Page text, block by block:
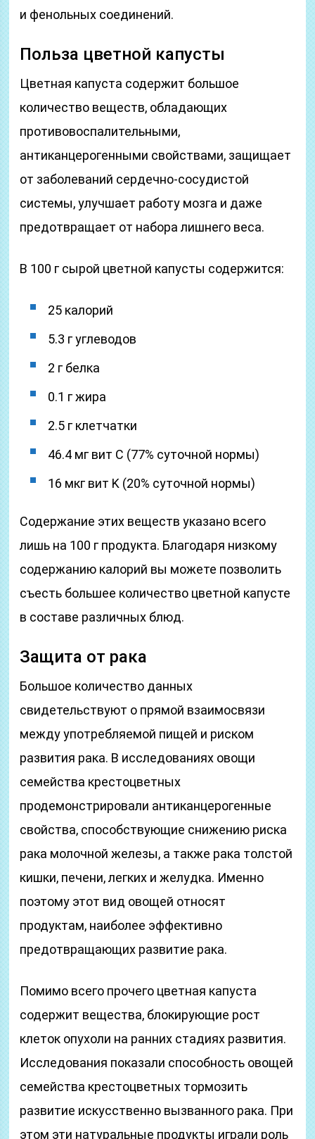
и фенольных соединений.
Польза цветной капусты
Цветная капуста содержит большое
количество веществ, обладающих
противовоспалительными,
антиканцерогенными свойствами, защищает
от заболеваний сердечно-сосудистой
системы, улучшает работу мозга и даже
предотвращает от набора лишнего веса.
В 100 г сырой цветной капусты содержится:
25 калорий
5.3 г углеводов
2 г белка
0.1 г жира
2.5 г клетчатки
46.4 мг вит С (77% суточной нормы)
16 мкг вит K (20% суточной нормы)
Содержание этих веществ указано всего
лишь на 100 г продукта. Благодаря низкому
содержанию калорий вы можете позволить
съесть большее количество цветной капусте
в составе различных блюд.
Защита от рака
Большое количество данных
свидетельствуют о прямой взаимосвязи
между употребляемой пищей и риском
развития рака. В исследованиях овощи
семейства крестоцветных
продемонстрировали антиканцерогенные
свойства, способствующие снижению риска
рака молочной железы, а также рака толстой
кишки, печени, легких и желудка. Именно
поэтому этот вид овощей относят
продуктам, наиболее эффективно
предотвращающих развитие рака.
Помимо всего прочего цветная капуста
содержит вещества, блокирующие рост
клеток опухоли на ранних стадиях развития.
Исследования показали способность овощей
семейства крестоцветных тормозить
развитие искусственно вызванного рака. При
этом эти натуральные продукты играли роль